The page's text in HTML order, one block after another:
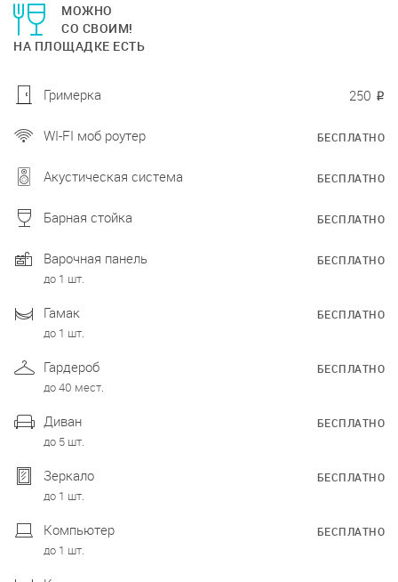
МОЖНО
СО СВОИМ!
НА ПЛОЩАДКЕ ЕСТЬ
Гримерка 250 ₽
WI-FI моб роутер БЕСПЛАТНО
Акустическая система БЕСПЛАТНО
Барная стойка БЕСПЛАТНО
Варочная панель
до 1 шт.
БЕСПЛАТНО
Гамак
до 1 шт.
БЕСПЛАТНО
Гардероб
до 40 мест.
БЕСПЛАТНО
Диван
до 5 шт.
БЕСПЛАТНО
Зеркало
до 1 шт.
БЕСПЛАТНО
Компьютер
до 1 шт.
БЕСПЛАТНО